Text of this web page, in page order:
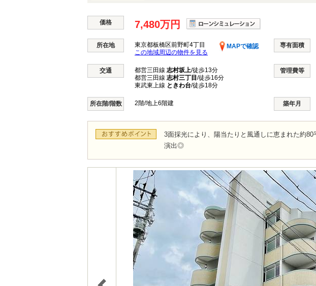
価格 7,480万円
所在地 東京都板橋区前野町4丁目
MAPで確認
この地域周辺の物件を見る
専有面積
交通 都営三田線 志村坂上/徒歩13分
都営三田線 志村三丁目 /徒歩16分
東武東上線 ときわ台/徒歩18分
管理費等
所在階/階数 2階/地上6階建 築年月
3面採光により、陽当たりと風通しに恵まれた約
演出◎